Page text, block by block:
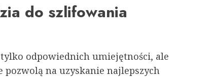
do szlifowania
odpowiednich umiejętności, ale
pozwolą na uzyskanie najlepszych